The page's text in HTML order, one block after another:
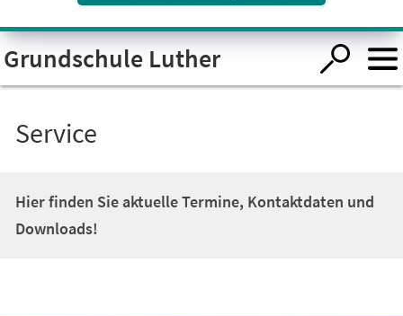
Visuelle
Assistenzsoftware
öffnen.
Grundschule Luther
Service
Hier finden Sie aktuelle Termine, Kontaktdaten und
Downloads!